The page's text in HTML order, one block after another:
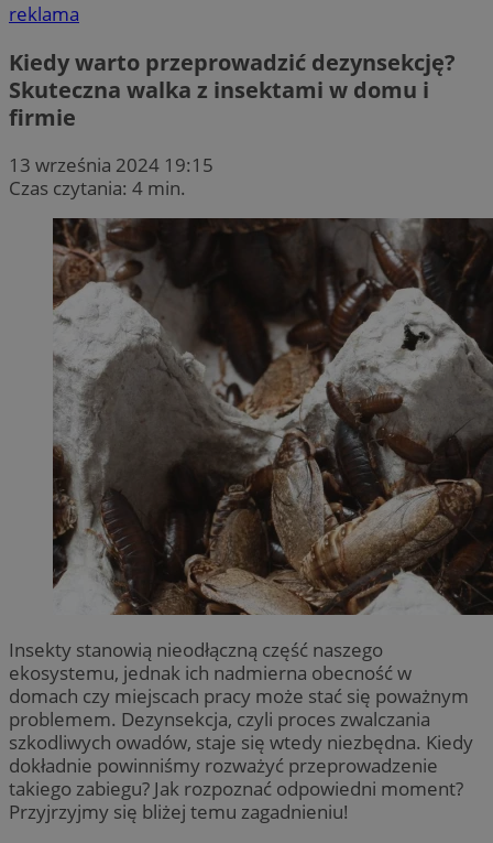
reklama
Kiedy warto przeprowadzić dezynsekcję?
Skuteczna walka z insektami w domu i
firmie
13 września 2024 19:15
Czas czytania: 4 min.
Insekty stanowią nieodłączną część naszego
ekosystemu, jednak ich nadmierna obecność w
domach czy miejscach pracy może stać się poważnym
problemem. Dezynsekcja, czyli proces zwalczania
szkodliwych owadów, staje się wtedy niezbędna. Kiedy
dokładnie powinniśmy rozważyć przeprowadzenie
takiego zabiegu? Jak rozpoznać odpowiedni moment?
Przyjrzyjmy się bliżej temu zagadnieniu!